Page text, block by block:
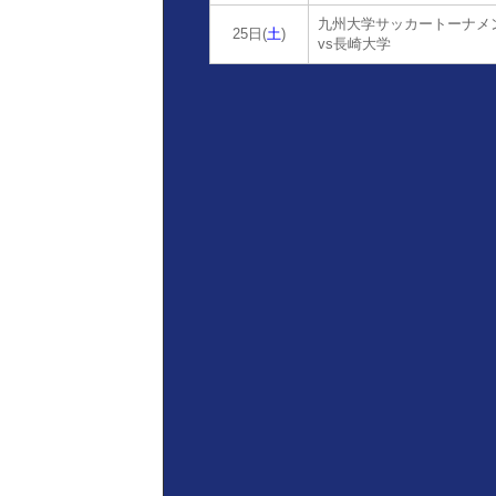
25日(土)
九州大学サッカートーナメ
vs長崎大学